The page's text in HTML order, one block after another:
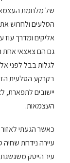
של מלחמת
הסלעים ולחרוש
אליקים ומדרך
גם הם צאצאי אחת
לגלות בבל לפני
בקרקע הסלעית
יישובים לתפארת,
העצמאות.
עיירה נידחת
עיר הייטק